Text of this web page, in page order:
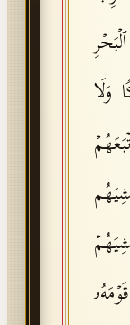
Tajweed Guide
Font Edition
وَلَا